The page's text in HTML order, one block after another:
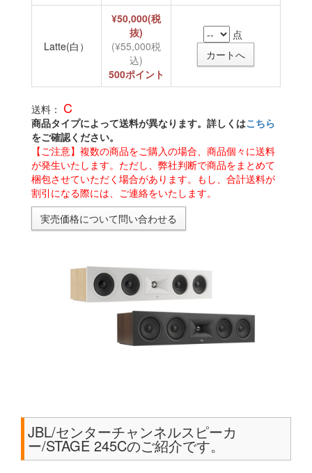
Latte(白）
¥50,000(税
抜)
(¥55,000税
込)
500ポイント
点
送料： C
商品タイプによって送料が異なります。詳しくはこちら
をご確認ください。
【ご注意】複数の商品をご購入の場合、商品個々に送料
が発生いたします。ただし、弊社判断で商品をまとめて
梱包させていただく場合があります。もし、合計送料が
割引になる際には、ご連絡をいたします。
実売価格について問い合わせる
JBL/センターチャンネルスピーカ
ー/STAGE 245Cのご紹介です。